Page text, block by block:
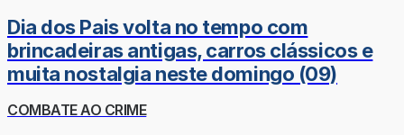
Dia dos Pais volta no tempo com
brincadeiras antigas, carros clássicos e
muita nostalgia neste domingo (09)
COMBATE AO CRIME